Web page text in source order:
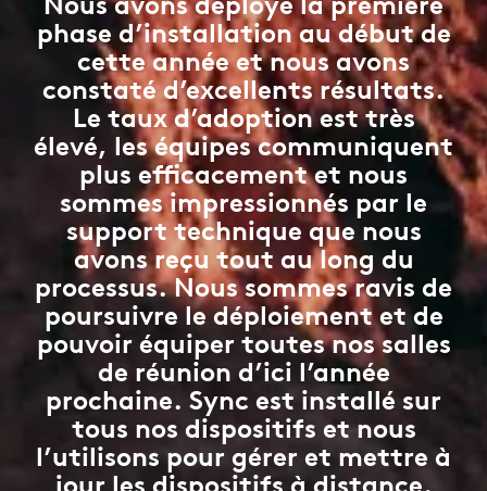
phase d’installation au début de
cette année et nous avons
constaté d’excellents résultats.
Le taux d’adoption est très
élevé, les équipes communiquent
plus efficacement et nous
sommes impressionnés par le
support technique que nous
avons reçu tout au long du
processus. Nous sommes ravis de
poursuivre le déploiement et de
pouvoir équiper toutes nos salles
de réunion d’ici l’année
prochaine. Sync est installé sur
tous nos dispositifs et nous
l’utilisons pour gérer et mettre à
jour les dispositifs à distance.